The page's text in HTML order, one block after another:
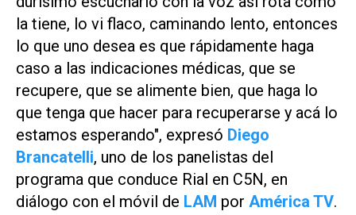
la tiene, lo vi flaco, caminando lento, entonces
lo que uno desea es que rápidamente haga
caso a las indicaciones médicas, que se
recupere, que se alimente bien, que haga lo
que tenga que hacer para recuperarse y acá lo
estamos esperando", expresó Diego
Brancatelli, uno de los panelistas del
programa que conduce Rial en C5N, en
diálogo con el móvil de LAM por América TV.